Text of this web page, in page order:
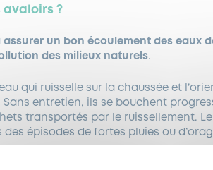
avaloirs ?
assurer un bon écoulement des eaux
des milieux naturels.
qui ruisselle sur la chaussée et
Sans entretien, ils se bouchent
transportés par le ruissellement.
des épisodes de fortes pluies ou